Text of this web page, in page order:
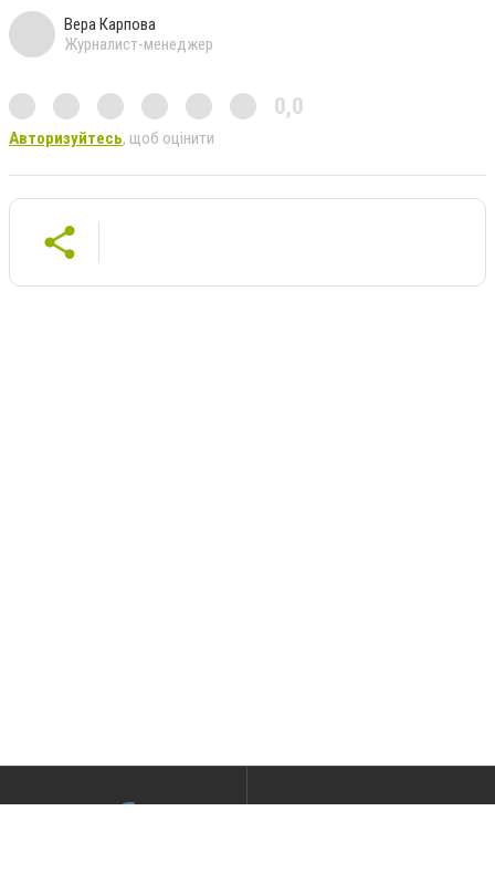
Вера Карпова
Журналист-менеджер
0,0
Авторизуйтесь, щоб оцінити